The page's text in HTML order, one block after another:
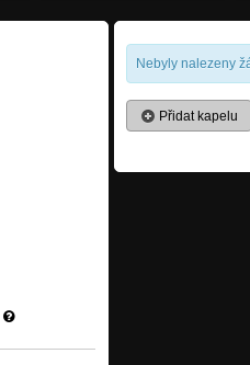
Nebyly nalezeny
Přidat kapelu